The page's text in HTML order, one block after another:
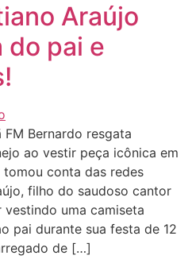
Araújo
do pai e
FM Bernardo resgata
ao vestir peça icônica em
conta das redes
filho do saudoso cantor
uma camiseta
pai durante sua festa de 12
de […]